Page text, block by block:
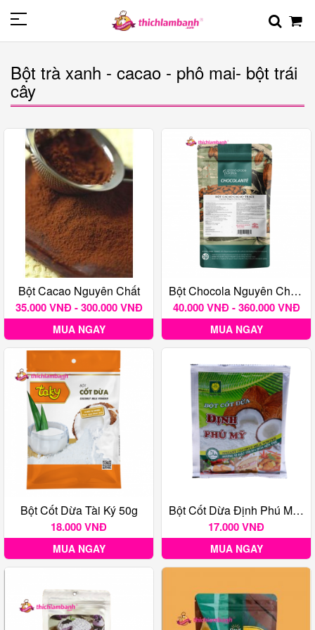
Bột trà xanh - cacao - phô mai- bột trái
cây
Bột Cacao Nguyên Chất
35.000 VNĐ - 300.000 VNĐ
MUA NGAY
Bột Chocola Nguyên Chất Không Đường Grand Place (Bột Socola Puratos)
40.000 VNĐ - 360.000 VNĐ
MUA NGAY
Bột Cốt Dừa Tài Ký 50g
18.000 VNĐ
MUA NGAY
Bột Cốt Dừa Định Phú Mỹ 50 Gr
17.000 VNĐ
MUA NGAY